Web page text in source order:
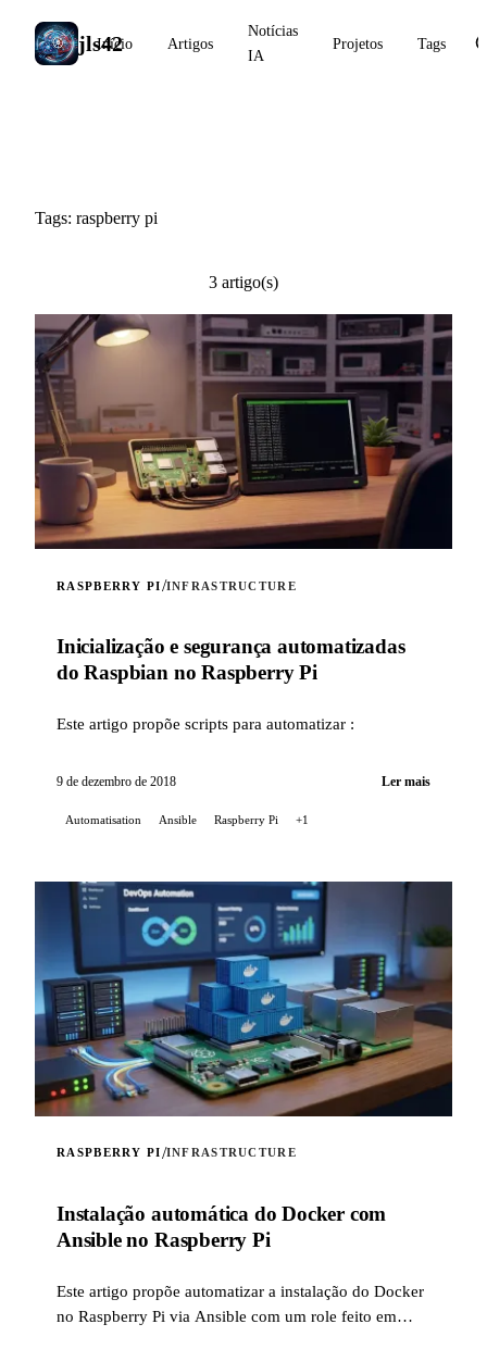
jls42
Início Artigos
Notícias
IA
Projetos Tags
Tags: raspberry pi
3 artigo(s)
RASPBERRY PI/INFRASTRUCTURE
Inicialização e segurança automatizadas
do Raspbian no Raspberry Pi
Este artigo propõe scripts para automatizar :
9 de dezembro de 2018 Ler mais
Automatisation Ansible Raspberry Pi +1
RASPBERRY PI/INFRASTRUCTURE
Instalação automática do Docker com
Ansible no Raspberry Pi
Este artigo propõe automatizar a instalação do Docker
no Raspberry Pi via Ansible com um role feito em